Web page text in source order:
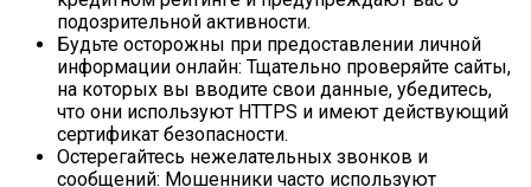
подозрительной активности.
Будьте осторожны при предоставлении личной
информации онлайн: Тщательно проверяйте сайты,
на которых вы вводите свои данные, убедитесь,
что они используют HTTPS и имеют действующий
сертификат безопасности.
Остерегайтесь нежелательных звонков и
сообщений: Мошенники часто используют